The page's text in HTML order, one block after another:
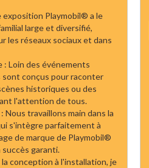
Playmobil® a le
large et diversifié,
les réseaux sociaux et dans
: Loin des événements
conçus pour raconter
historiques ou des
l'attention de tous.
travaillons main dans la
s'intègre parfaitement à
de marque de Playmobil®
succès garanti.
conception à l'installation, je